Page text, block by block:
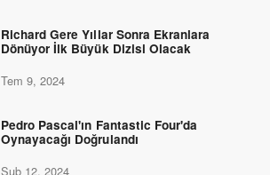
Richard Gere Yıllar Sonra Ekranlara
Dönüyor İlk Büyük Dizisi Olacak
Tem 9, 2024
Pedro Pascal'ın Fantastic Four'da
Oynayacağı Doğrulandı
Şub 12, 2024